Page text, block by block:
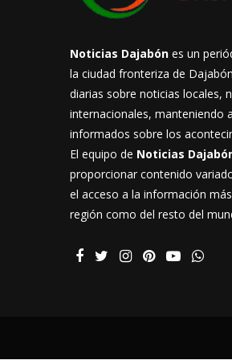
Noticias Dajabón es un
la ciudad fronteriza de
diarias sobre noticias locales,
internacionales, manteniendo
informados sobre los
El equipo de Noticias
proporcionar contenido
el acceso a la información
región como del resto del